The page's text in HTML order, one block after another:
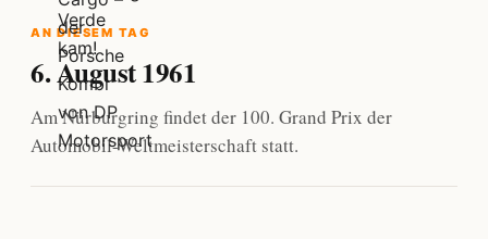
AN DIESEM TAG
6. August 1961
Am Nürburgring findet der 100. Grand Prix der
Automobil-Weltmeisterschaft statt.